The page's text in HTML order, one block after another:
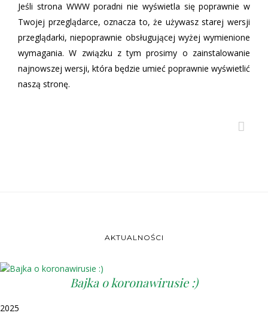
Jeśli strona WWW poradni nie wyświetla się poprawnie w
Twojej przeglądarce, oznacza to, że używasz starej wersji
przeglądarki, niepoprawnie obsługującej wyżej wymienione
wymagania. W związku z tym prosimy o zainstalowanie
najnowszej wersji, która będzie umieć poprawnie wyświetlić
naszą stronę.
AKTUALNOŚCI
Bajka o koronawirusie :)
2025